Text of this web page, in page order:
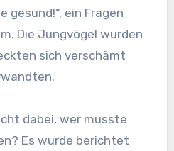
gesund!“, ein Fragen
Die Jungvögel wurden
sich verschämt
dabei, wer musste
Es wurde berichtet